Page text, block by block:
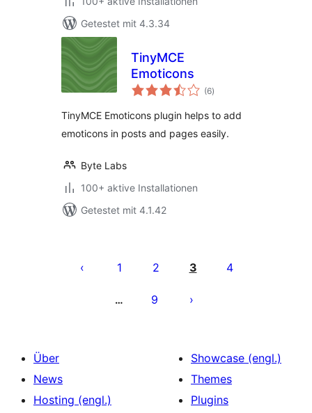
Getestet mit 4.3.34
TinyMCE
Emoticons
(6Bewertungen
insgesamt
)
TinyMCE Emoticons plugin helps to add
emoticons in posts and pages easily.
Byte Labs
100+ aktive Installationen
Getestet mit 4.1.42
der
1 2 3 4
… 9
Über
News
Hosting (engl.)
Showcase (engl.)
Themes
Plugins